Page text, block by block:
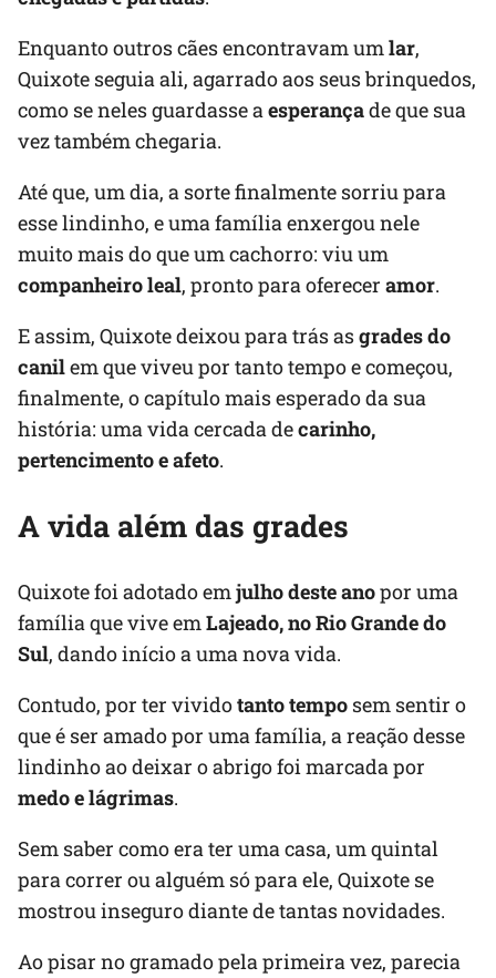
Enquanto outros cães encontravam umlar,
Quixote seguia ali, agarrado aos seus brinquedos,
como se neles guardasse aesperançade que sua
vez também chegaria.
Até que, um dia, a sorte finalmente sorriu para
esse lindinho, e uma família enxergou nele
muito mais do que um cachorro: viu um
companheiro leal, pronto para oferecer amor.
E assim, Quixote deixou para trás asgrades do
canilem que viveu por tanto tempo e começou,
finalmente, o capítulo mais esperado da sua
história: uma vida cercada decarinho,
pertencimento e afeto.
A vida além das grades
Quixote foi adotado emjulho deste anopor uma
família que vive emLajeado, no Rio Grande do
Sul, dando início a uma nova vida.
Contudo, por ter vividotanto tempo sem sentir o
que é ser amado por uma família, a reação desse
lindinho ao deixar o abrigo foi marcada por
medo e lágrimas.
Sem saber como era ter uma casa, um quintal
para correr ou alguém só para ele, Quixote se
mostrou inseguro diante de tantas novidades.
Ao pisar no gramado pela primeira vez, parecia